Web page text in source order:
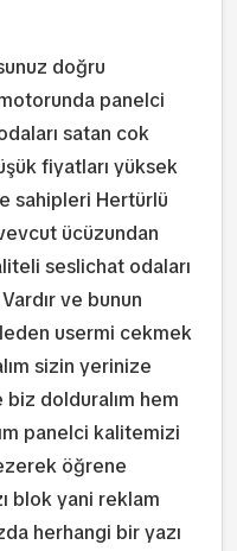
doğru
panelci
satan cok
fiyatları yüksek
sahipleri Hertürlü
ücüzundan
seslichat odaları
ve bunun
usermi cekmek
sizin yerinize
dolduralım hem
panelci kalitemizi
öğrene
blok yani reklam
herhangi bir yazı